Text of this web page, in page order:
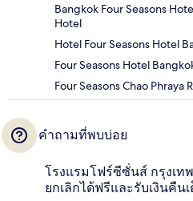
Bangkok Four Seasons
Hotel
Hotel Four Seasons Hotel
Four Seasons Hotel
Four Seasons Chao Phraya
คำถามที่พบบ่อย
โรงแรมโฟร์ซีซั่นส์ กรุงเท
ยกเลิกได้ฟรีและรับเงินคืน